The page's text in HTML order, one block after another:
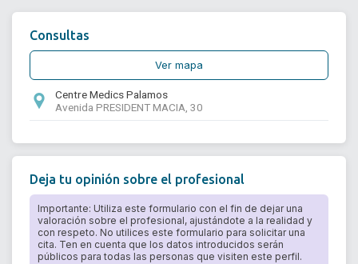
Consultas
Ver mapa
Centre Medics Palamos
Avenida PRESIDENT MACIA, 30
Deja tu opinión sobre el profesional
Importante: Utiliza este formulario con el fin de dejar una
valoración sobre el profesional, ajustándote a la realidad y
con respeto. No utilices este formulario para solicitar una
cita. Ten en cuenta que los datos introducidos serán
públicos para todas las personas que visiten este perfil.